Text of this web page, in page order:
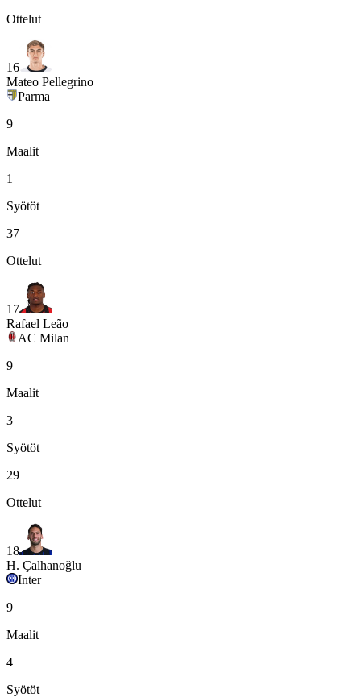
Ottelut
16
Mateo Pellegrino
Parma
9
Maalit
1
Syötöt
37
Ottelut
17
Rafael Leão
AC Milan
9
Maalit
3
Syötöt
29
Ottelut
18
H. Çalhanoğlu
Inter
9
Maalit
4
Syötöt